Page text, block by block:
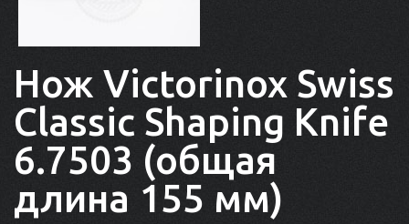
Нож Victorinox Swiss
Classic Shaping Knife
6.7503 (общая
длина 155 мм)